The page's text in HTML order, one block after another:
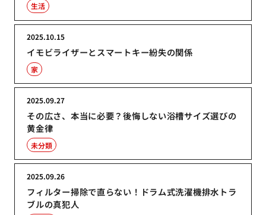
生活
イモビライザーとスマートキー紛失の関係
2025.10.15
家
その広さ、本当に必要？後悔しない浴槽サイズ選びの
黄金律
2025.09.27
未分類
フィルター掃除で直らない！ドラム式洗濯機排水トラ
ブルの真犯人
2025.09.26